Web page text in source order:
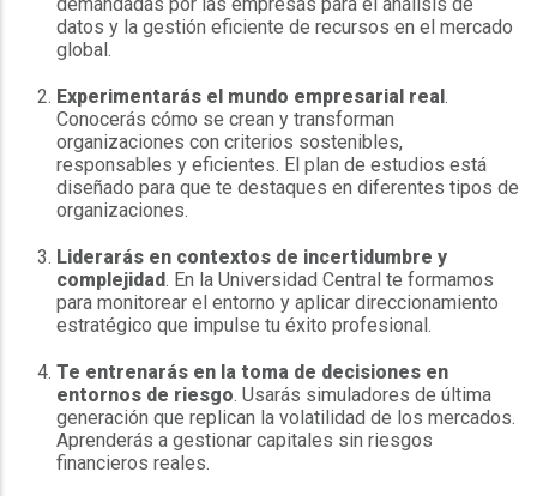
datos y la gestión eficiente de recursos en el mercado
global.
Experimentarás el mundo empresarial real.
Conocerás cómo se crean y transforman
organizaciones con criterios sostenibles,
responsables y eficientes. El plan de estudios está
diseñado para que te destaques en diferentes tipos de
organizaciones.
Liderarás en contextos de incertidumbre y
complejidad. En la Universidad Central te formamos
para monitorear el entorno y aplicar direccionamiento
estratégico que impulse tu éxito profesional.
Te entrenarás en la toma de decisiones en
entornos de riesgo. Usarás simuladores de última
generación que replican la volatilidad de los mercados.
Aprenderás a gestionar capitales sin riesgos
financieros reales.